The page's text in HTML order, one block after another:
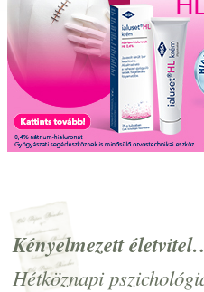
Kényelmezett
Hétköznapi